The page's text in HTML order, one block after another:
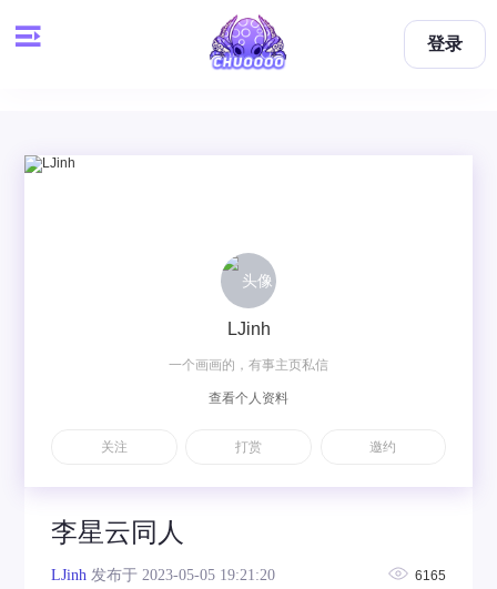
登录
李星云同人
LJinh 发布于 2023-05-05 19:21:20 6165
LJinh
一个画画的，有事主页私信
查看个人资料
关注 打赏 邀约